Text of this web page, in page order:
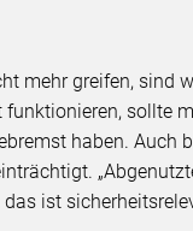
mehr greifen, sind
funktionieren, sollte
haben. Auch
ist